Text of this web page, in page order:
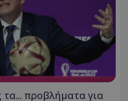
τα... προβλήματα για